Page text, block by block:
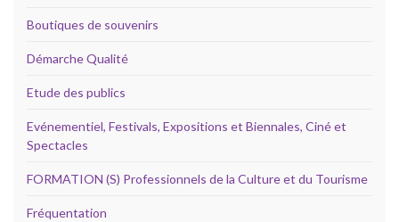
Boutiques de souvenirs
Démarche Qualité
Etude des publics
Evénementiel, Festivals, Expositions et Biennales, Ciné et
Spectacles
FORMATION (S) Professionnels de la Culture et du Tourisme
Fréquentation